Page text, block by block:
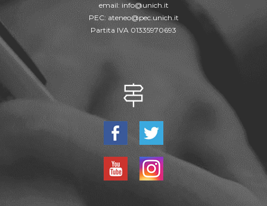
email: info@unich.it
PEC: ateneo@pec.unich.it
Partita IVA 01335970693